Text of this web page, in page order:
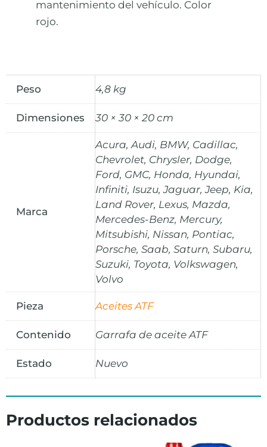
mantenimiento del vehículo. Color
rojo.
Peso 4,8 kg
Dimensiones 30 × 30 × 20 cm
Marca
Acura, Audi, BMW, Cadillac,
Chevrolet, Chrysler, Dodge,
Ford, GMC, Honda, Hyundai,
Infiniti, Isuzu, Jaguar, Jeep, Kia,
Land Rover, Lexus, Mazda,
Mercedes-Benz, Mercury,
Mitsubishi, Nissan, Pontiac,
Porsche, Saab, Saturn, Subaru,
Suzuki, Toyota, Volkswagen,
Volvo
Pieza Aceites ATF
Contenido Garrafa de aceite ATF
Estado Nuevo
Productos relacionados